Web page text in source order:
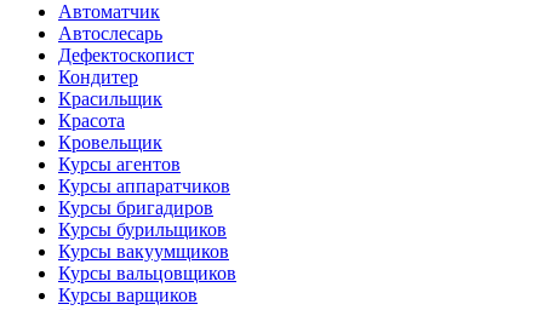
Автоматчик
Автослесарь
Дефектоскопист
Кондитер
Красильщик
Красота
Кровельщик
Курсы агентов
Курсы аппаратчиков
Курсы бригадиров
Курсы бурильщиков
Курсы вакуумщиков
Курсы вальцовщиков
Курсы варщиков